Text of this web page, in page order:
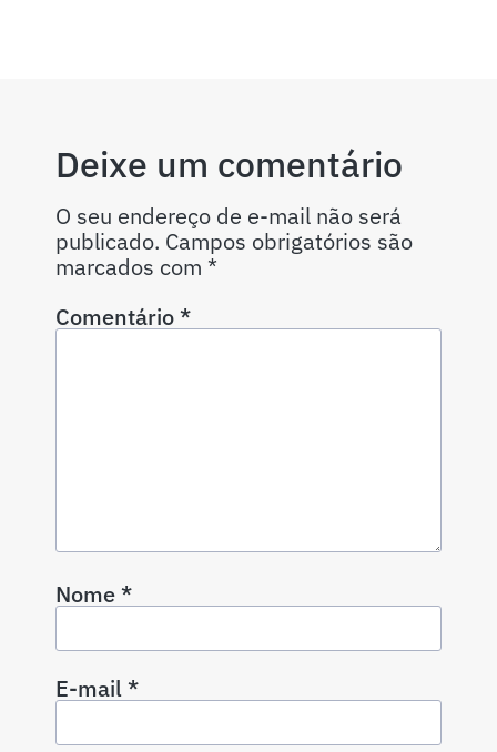
Deixe um comentário
O seu endereço de e-mail não será
publicado. Campos obrigatórios são
marcados com *
Comentário*
Nome*
E-mail*